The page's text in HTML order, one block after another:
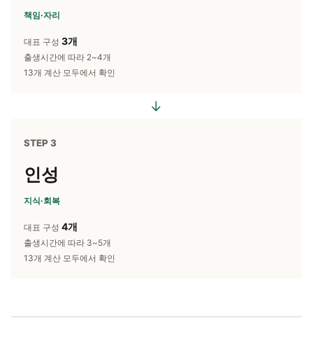
책임·자리
대표 구성 3개
출생시간에 따라 2~4개
13개 계산 모두에서 확인
→
STEP 3
인성
지식·회복
대표 구성 4개
출생시간에 따라 3~5개
13개 계산 모두에서 확인